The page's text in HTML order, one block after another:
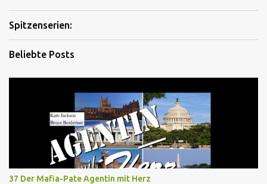
Spitzenserien:
Beliebte Posts
37 Der Mafia-Pate Agentin mit Herz